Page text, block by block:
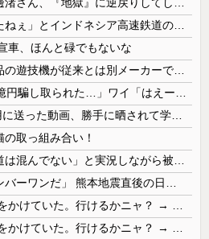
車、ほんと碌でもないな
の取っ組み合い！